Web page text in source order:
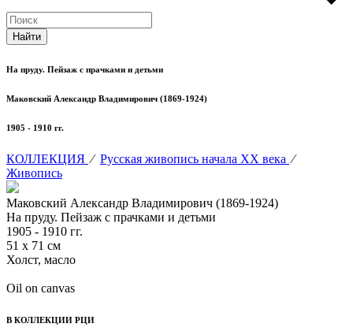
На пруду. Пейзаж с прачками и детьми
Маковский Александр Владимирович (1869-1924)
1905 - 1910 гг.
КОЛЛЕКЦИЯ ⁄ Русская живопись начала XX века ⁄
Живопись
Маковский Александр Владимирович (1869-1924)
На пруду. Пейзаж с прачками и детьми
1905 - 1910 гг.
51 х 71 см
Холст, масло
Oil on canvas
В КОЛЛЕКЦИИ РЦИ